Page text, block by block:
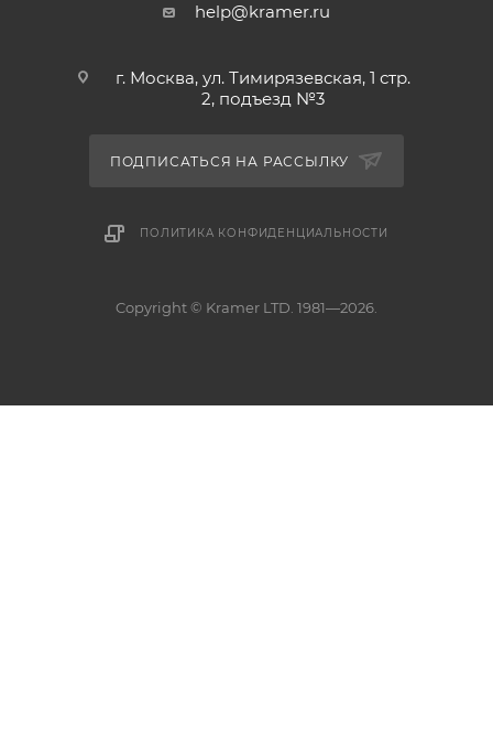
help@kramer.ru
г. Москва, ул. Тимирязевская, 1 стр.
2, подъезд №3
ПОДПИСАТЬСЯ НА РАССЫЛКУ
ПОЛИТИКА КОНФИДЕНЦИАЛЬНОСТИ
Copyright © Kramer LTD. 1981—2026.